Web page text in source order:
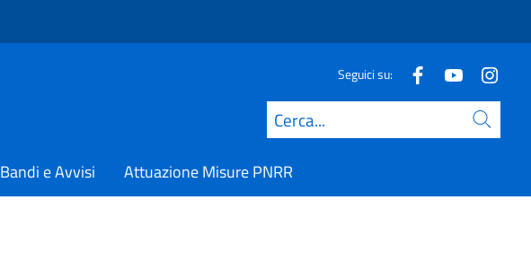
Seguici su:
Cerca
Bandi e Avvisi Attuazione Misure PNRR